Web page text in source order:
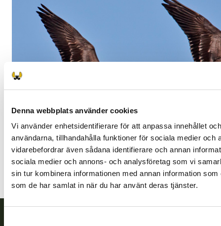
Denna webbplats använder cookies
Vi använder enhetsidentifierare för att anpassa innehållet
användarna, tillhandahålla funktioner för sociala medier och
vidarebefordrar även sådana identifierare och annan
sociala medier och annons- och analysföretag som vi
sin tur kombinera informationen med annan information
som de har samlat in när du har använt deras tjänster.
Bild Harri Taavetti